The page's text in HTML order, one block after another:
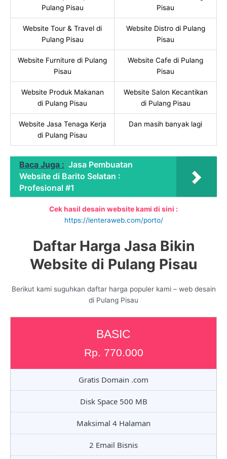
Pulang Pisau
Pisau
Website Tour & Travel di
Pulang Pisau
Website Distro di Pulang
Pisau
Website Furniture di Pulang
Pisau
Website Cafe di Pulang
Pisau
Website Produk Makanan
di Pulang Pisau
Website Salon Kecantikan
di Pulang Pisau
Website Jasa Tenaga Kerja
di Pulang Pisau
Dan masih banyak lagi
Baca Juga : Jasa Pembuatan
Website di Barito Selatan :
Profesional #1
Cek hasil desain website kami di sini :
https://lenteraweb.com/porto/
Daftar Harga Jasa Bikin
Website di Pulang Pisau
Berikut kami suguhkan daftar harga populer kami – web desain
di Pulang Pisau
BASIC
Rp. 770.000
Gratis Domain .com
Disk Space 500 MB
Maksimal 4 Halaman
2 Email Bisnis